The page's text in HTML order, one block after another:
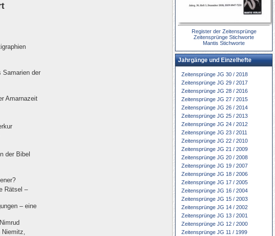
Samarien der
Amarnazeit
der Bibel
Rätsel –
– eine
Register der Zeitensprünge
Zeitensprünge Stichworte
Mantis Stichworte
Jahrgänge und Einzelhefte
Zeitensprünge JG 30 / 2018
Zeitensprünge JG 29 / 2017
Zeitensprünge JG 28 / 2016
Zeitensprünge JG 27 / 2015
Zeitensprünge JG 26 / 2014
Zeitensprünge JG 25 / 2013
Zeitensprünge JG 24 / 2012
Zeitensprünge JG 23 / 2011
Zeitensprünge JG 22 / 2010
Zeitensprünge JG 21 / 2009
Zeitensprünge JG 20 / 2008
Zeitensprünge JG 19 / 2007
Zeitensprünge JG 18 / 2006
Zeitensprünge JG 17 / 2005
Zeitensprünge JG 16 / 2004
Zeitensprünge JG 15 / 2003
Zeitensprünge JG 14 / 2002
Zeitensprünge JG 13 / 2001
Zeitensprünge JG 12 / 2000
Zeitensprünge JG 11 / 1999